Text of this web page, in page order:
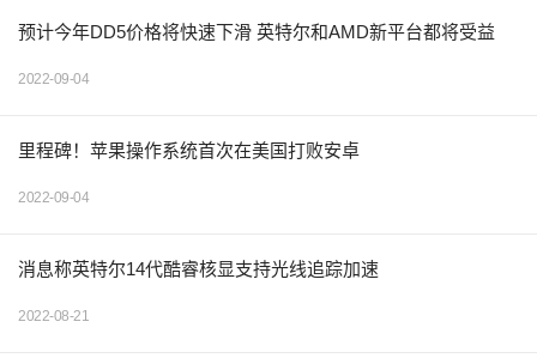
预计今年DD5价格将快速下滑 英特尔和AMD新平台都将受益
2022-09-04
里程碑！苹果操作系统首次在美国打败安卓
2022-09-04
消息称英特尔14代酷睿核显支持光线追踪加速
2022-08-21